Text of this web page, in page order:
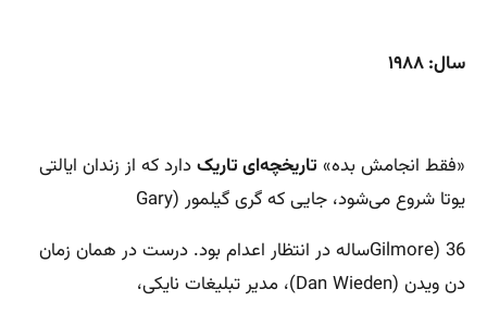
سال: ۱۹۸۸
«فقط انجامش بده» تاریخچه‌ای تاریکدارد که از زندان ایالتی
یوتا شروع می‌شود، جایی که گری گیلمور (Gary
Gilmore) 36ساله در انتظار اعدام بود. درست در همان زمان
دن ویدن (Dan Wieden)، مدیر تبلیغات نایکی،